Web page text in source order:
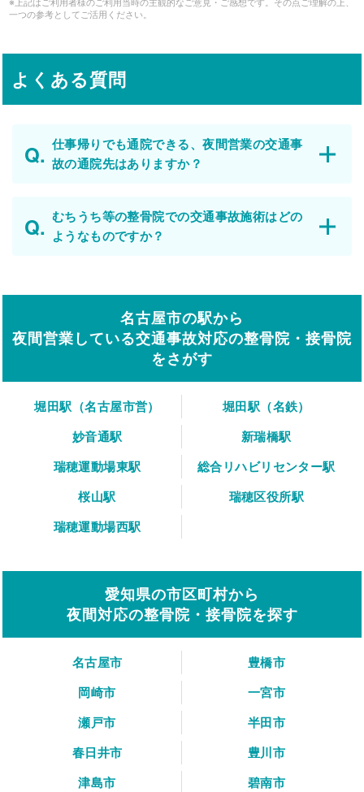
※上記はご利用者様のご利用当時の主観的なご意見・ご感想です。その点ご理解の上、
一つの参考としてご活用ください。
よくある質問
仕事帰りでも通院できる、夜間営業の交通事
故の通院先はありますか？
むちうち等の整骨院での交通事故施術はどの
ようなものですか？
名古屋市の駅から
夜間営業している交通事故対応の整骨院・接骨院
をさがす
堀田駅（名古屋市営）
堀田駅（名鉄）
妙音通駅
新瑞橋駅
瑞穂運動場東駅
総合リハビリセンター駅
桜山駅
瑞穂区役所駅
瑞穂運動場西駅
愛知県の市区町村から
夜間対応の整骨院・接骨院を探す
名古屋市
豊橋市
岡崎市
一宮市
瀬戸市
半田市
春日井市
豊川市
津島市
碧南市